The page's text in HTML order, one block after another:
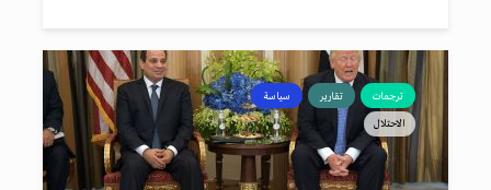
ترجمات تقارير سياسة
الاحتلال